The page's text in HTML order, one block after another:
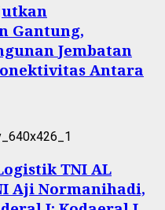
Gantung,
Jembatan
Antara
TNI AL
Aji Normanihadi,